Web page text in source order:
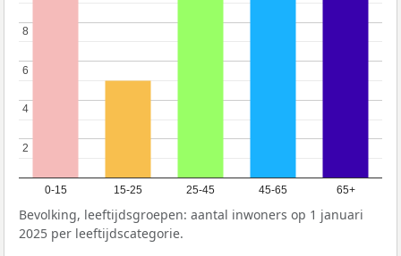
0-15 15-25 25-45 45-65 65+
2
2
4
4
6
6
8
8
Bevolking, leeftijdsgroepen: aantal inwoners op 1 januari
2025 per leeftijdscategorie.